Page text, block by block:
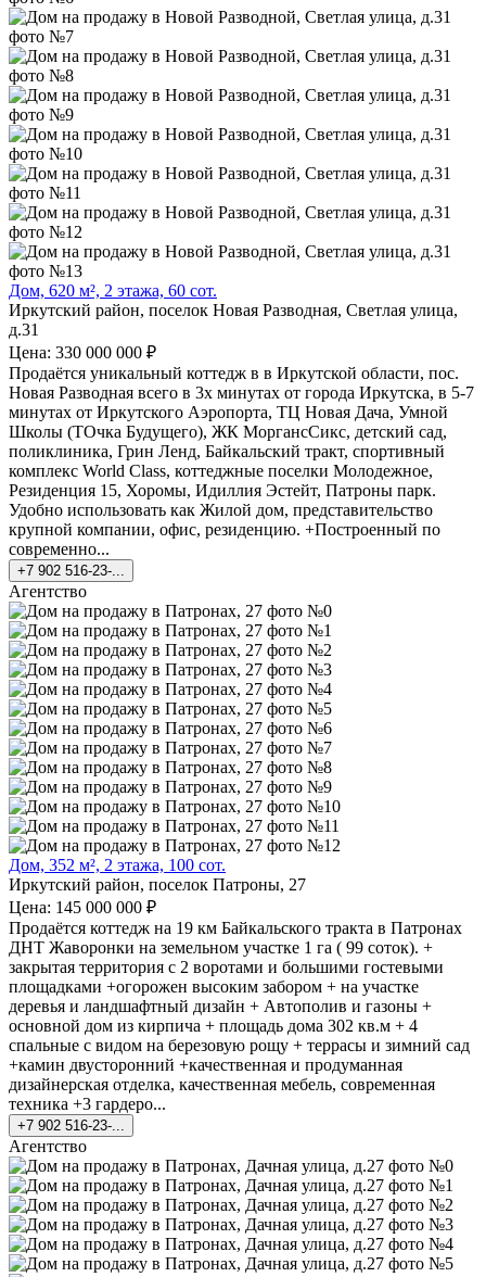
Дом, 620 м², 2 этажа, 60 сот.
Иркутский район, поселок Новая Разводная, Светлая улица,
д.31
Цена: 330 000 000 ₽
Продаётся уникальный коттедж в в Иркутской области, пос.
Новая Разводная всего в 3х минутах от города Иркутска, в 5-7
минутах от Иркутского Аэропорта, ТЦ Новая Дача, Умной
Школы (ТОчка Будущего), ЖК МоргансСикс, детский сад,
поликлиника, Грин Ленд, Байкальский тракт, спортивный
комплекс World Class, коттеджные поселки Молодежное,
Резиденция 15, Хоромы, Идиллия Эстейт, Патроны парк.
Удобно использовать как Жилой дом, представительство
крупной компании, офис, резиденцию. +Построенный по
современно...
+7 902 516-23-...
Агентство
Дом, 352 м², 2 этажа, 100 сот.
Иркутский район, поселок Патроны, 27
Цена: 145 000 000 ₽
Продаётся коттедж на 19 км Байкальского тракта в Патронах
ДНТ Жаворонки на земельном участке 1 га ( 99 соток). +
закрытая территория с 2 воротами и большими гостевыми
площадками +огорожен высоким забором + на участке
деревья и ландшафтный дизайн + Автополив и газоны +
основной дом из кирпича + площадь дома 302 кв.м + 4
спальные с видом на березовую рощу + террасы и зимний сад
+камин двусторонний +качественная и продуманная
дизайнерская отделка, качественная мебель, современная
техника +3 гардеро...
+7 902 516-23-...
Агентство